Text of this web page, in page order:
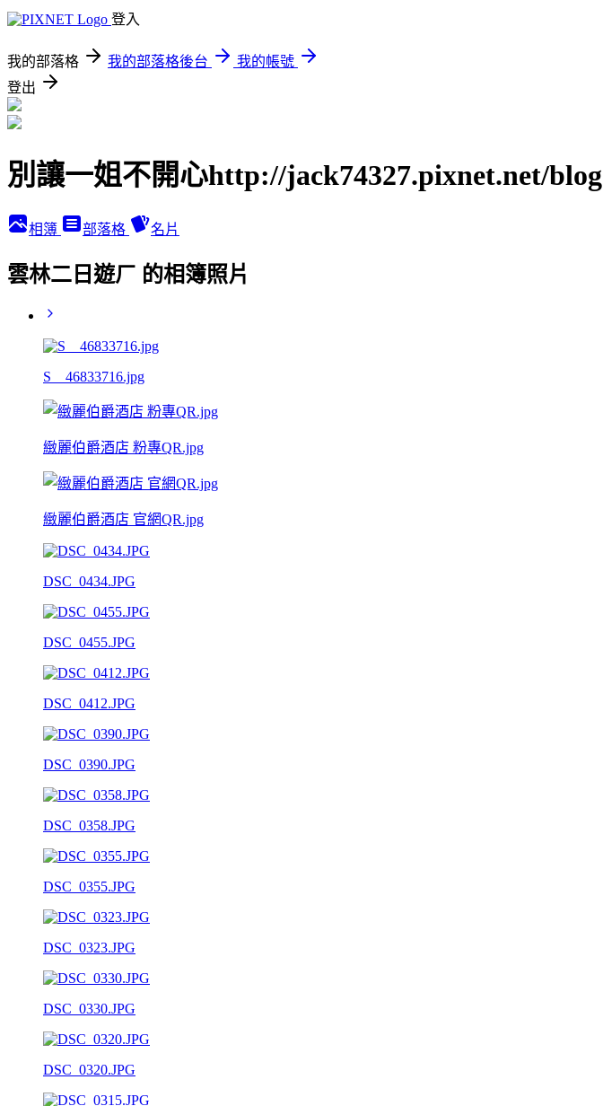
登入
我的部落格 我的部落格後台
我的帳號
登出
別讓一姐不開心http://jack74327.pixnet.net/blog
相簿 部落格 名片
雲林二日遊ㄏ 的相簿照片
S__46833716.jpg
緻麗伯爵酒店 粉專QR.jpg
緻麗伯爵酒店 官網QR.jpg
DSC_0434.JPG
DSC_0455.JPG
DSC_0412.JPG
DSC_0390.JPG
DSC_0358.JPG
DSC_0355.JPG
DSC_0323.JPG
DSC_0330.JPG
DSC_0320.JPG